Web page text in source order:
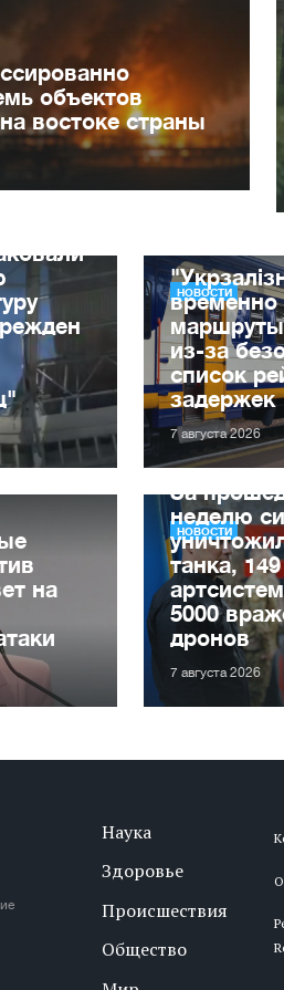
объектов
востоке страны
НОВОСТИ
временно
из-за
список
задержек
7 августа 2026
на
НОВОСТИ
За
неделю
танка, 149
5000
дронов
7 августа 2026
Наука
Здоровье
Происшествия
Общество